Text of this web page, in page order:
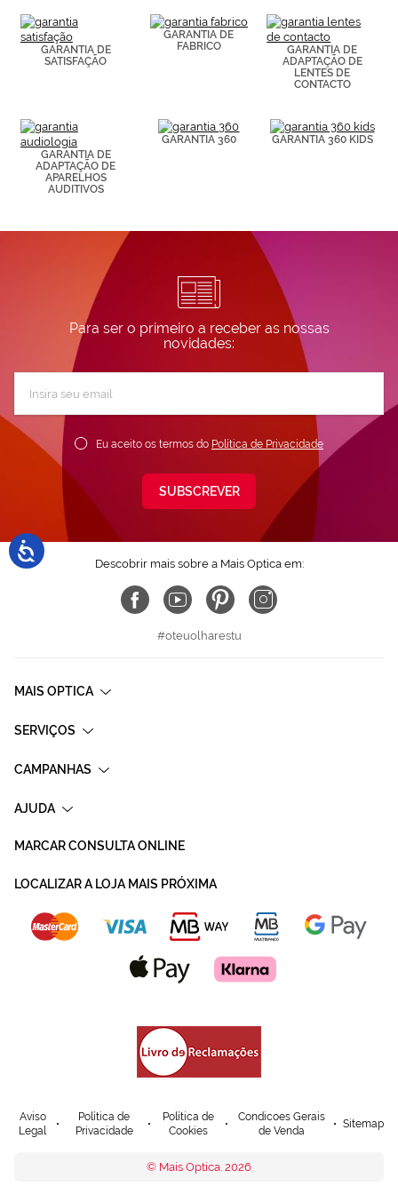
de páginas
visitadas).
Puedes
consultar más
Cookies.
GARANTIA DE
SATISFAÇÃO
GARANTIA DE
FABRICO
GARANTIA DE
ADAPTAÇÃO DE
LENTES DE
CONTACTO
GARANTIA DE
ADAPTAÇÃO DE
APARELHOS
AUDITIVOS
GARANTIA 360 GARANTIA 360 KIDS
Para ser o primeiro a receber as nossas
novidades:
Newsletter:
Eu aceito os termos do Política de Privacidade
SUBSCREVER
Descobrir mais sobre a Mais Optica em:
#oteuolharestu
MAIS OPTICA
SERVIÇOS
CAMPANHAS
AJUDA
MARCAR CONSULTA ONLINE
LOCALIZAR A LOJA MAIS PRÓXIMA
Aviso
Legal
Política de
Privacidade
Política de
Cookies
Condicoes Gerais
de Venda
Sitemap
© Mais Optica. 2026